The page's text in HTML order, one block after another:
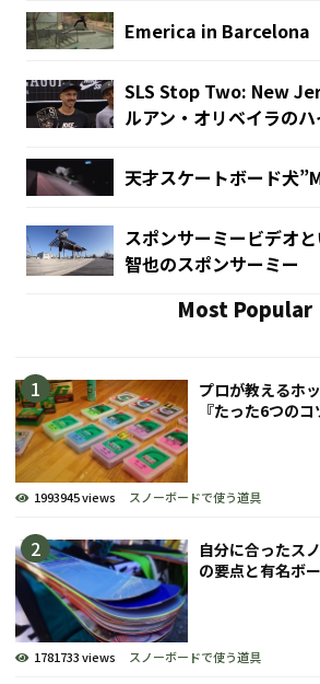
Emerica in Barcelona
SLS Stop Two: New
ルアン・オリベイラの
天才スケートボード犬
スポンサーミービデオ
智也のスポンサーミー
Most Popular
プロが教えるホ
『たった6つのコ
1993945 views スノーボードで使う道具
自分に合ったス
の要点と有名ボ
1781733 views スノーボードで使う道具